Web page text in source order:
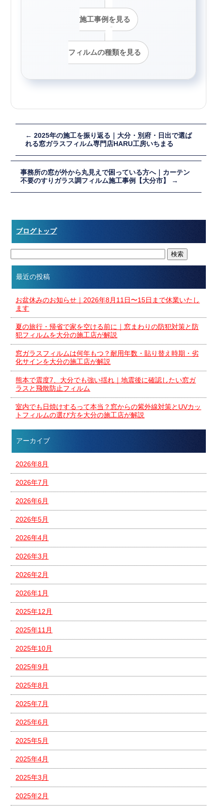
施工事例を見る
フィルムの種類を見る
← 2025年の施工を振り返る｜大分・別府・日出で選ば
れる窓ガラスフィルム専門店HARU工房いちまる
事務所の窓が外から丸見えで困っている方へ｜カーテン
不要のすりガラス調フィルム施工事例【大分市】
→
ブログトップ
最近の投稿
お盆休みのお知らせ｜2026年8月11日〜15日まで休業いたし
ます
夏の旅行・帰省で家を空ける前に｜窓まわりの防犯対策と防
犯フィルムを大分の施工店が解説
窓ガラスフィルムは何年もつ？耐用年数・貼り替え時期・劣
化サインを大分の施工店が解説
熊本で震度7、大分でも強い揺れ｜地震後に確認したい窓ガ
ラスと飛散防止フィルム
室内でも日焼けするって本当？窓からの紫外線対策とUVカッ
トフィルムの選び方を大分の施工店が解説
アーカイブ
2026年8月
2026年7月
2026年6月
2026年5月
2026年4月
2026年3月
2026年2月
2026年1月
2025年12月
2025年11月
2025年10月
2025年9月
2025年8月
2025年7月
2025年6月
2025年5月
2025年4月
2025年3月
2025年2月